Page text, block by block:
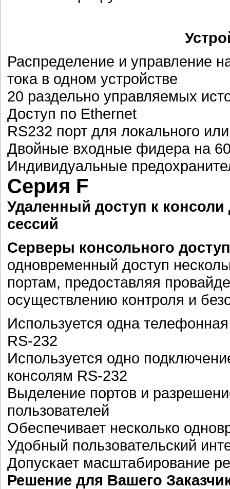
Распределение и управление
тока в одном устройстве
20 раздельно управляемых
Доступ по Ethernet
RS232 порт для локального
Двойные входные фидера на
Индивидуальные
Серия F
Удаленный доступ к
сессий
Серверы консольного
одновременный доступ
портам, предоставляя
осуществлению контроля и
Используется одна
RS-232
Используется одно
консолям RS-232
Выделение портов и
пользователей
Обеспечивает несколько
Удобный пользовательский
Допускает масштабирование
Решение для Вашего